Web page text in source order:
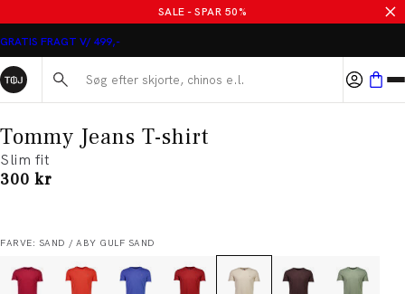
SALE - SPAR 50%
GRATIS FRAGT V/ 499,-
Søg her...
Tommy Jeans T-shirt
Slim fit
I alt (inkl. rabat)
300 kr
FARVE: SAND / ABY GULF SAND